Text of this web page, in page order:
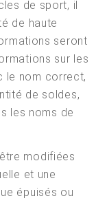
de sport, il
de haute
seront
sur les
le nom correct,
de soldes,
les noms de
modifiées
et une
épuisés ou